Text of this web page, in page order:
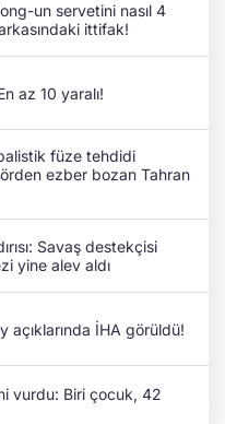
un servetini nasıl 4
ittifak!
az 10 yaralı!
füze tehdidi
ezber bozan Tahran
Savaş destekçisi
yine alev aldı
açıklarında İHA görüldü!
vurdu: Biri çocuk, 42